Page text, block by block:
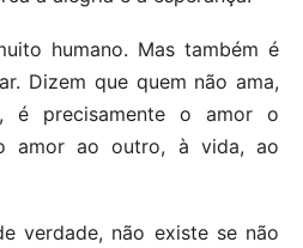
humano. Mas também é
Dizem que quem não ama,
é precisamente o amor o
amor ao outro, à vida, ao
verdade, não existe se não